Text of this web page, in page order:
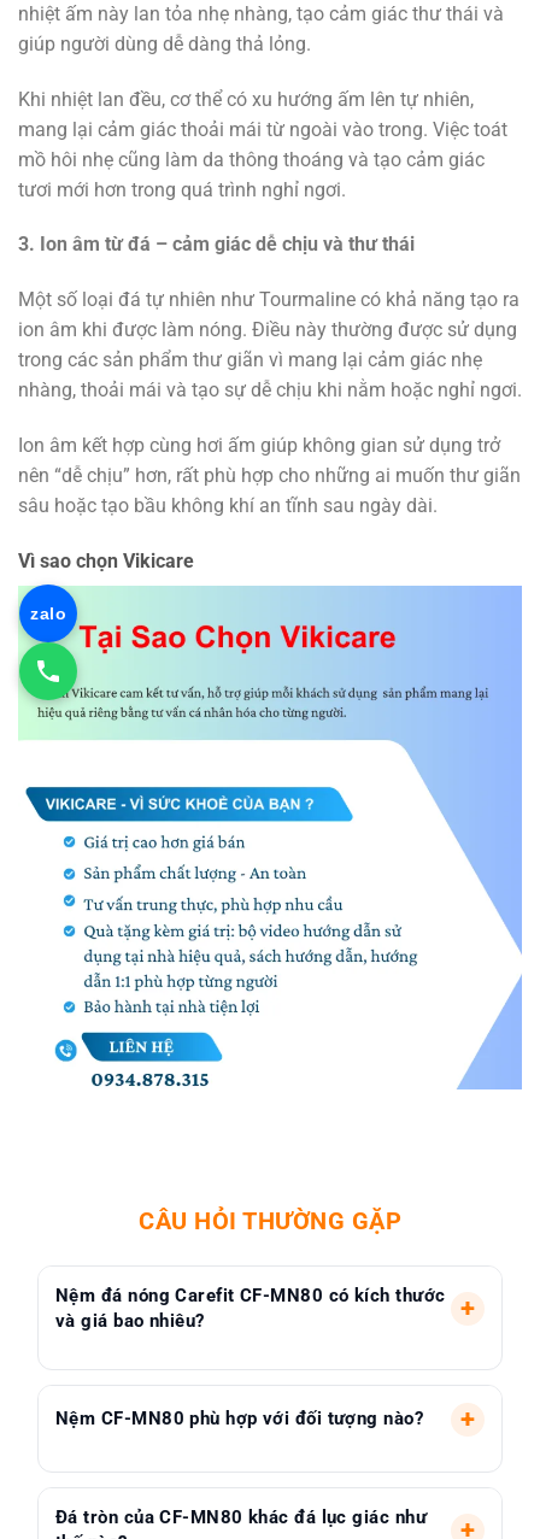
nhiệt ấm này lan tỏa nhẹ nhàng, tạo cảm giác thư thái và
giúp người dùng dễ dàng thả lỏng.
Khi nhiệt lan đều, cơ thể có xu hướng ấm lên tự nhiên,
mang lại cảm giác thoải mái từ ngoài vào trong. Việc toát
mồ hôi nhẹ cũng làm da thông thoáng và tạo cảm giác
tươi mới hơn trong quá trình nghỉ ngơi.
3. Ion âm từ đá – cảm giác dễ chịu và thư thái
Một số loại đá tự nhiên như Tourmaline có khả năng tạo ra
ion âm khi được làm nóng. Điều này thường được sử dụng
trong các sản phẩm thư giãn vì mang lại cảm giác nhẹ
nhàng, thoải mái và tạo sự dễ chịu khi nằm hoặc nghỉ ngơi.
Ion âm kết hợp cùng hơi ấm giúp không gian sử dụng trở
nên “dễ chịu” hơn, rất phù hợp cho những ai muốn thư giãn
sâu hoặc tạo bầu không khí an tĩnh sau ngày dài.
Vì sao chọn Vikicare
CÂU HỎI THƯỜNG GẶP
Nệm đá nóng Carefit CF-MN80 có kích thước
và giá bao nhiêu?
+
Nệm CF-MN80 kích thước 80 x 190 cm, sử dụng đá
tròn tự nhiên, gia công 100% thủ công theo tiêu
hợp 1 người nằm thoải mái toàn thân. Tư vấn:
0934.878.315.
Nệm CF-MN80 phù hợp với đối tượng nào? +
Phù hợp người thường căng mỏi vai gáy, mỏi lưng,
mỏi cơ do ngồi văn phòng nhiều, tài xế lái xe dài,
Đá tròn của CF-MN80 khác đá lục giác như
+
zalo